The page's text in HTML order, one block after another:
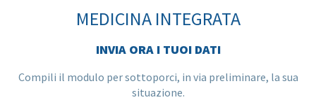
MEDICINA INTEGRATA
INVIA ORA I TUOI DATI
Compili il modulo per sottoporci, in via preliminare, la sua
situazione.